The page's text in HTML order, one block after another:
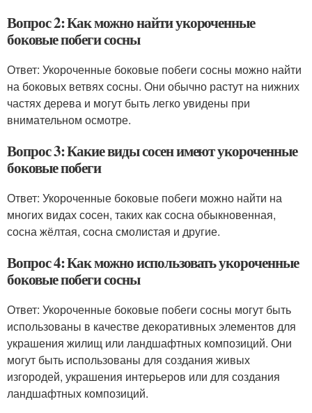
Вопрос 2: Как можно найти укороченные
боковые побеги сосны
Ответ: Укороченные боковые побеги сосны можно найти
на боковых ветвях сосны. Они обычно растут на нижних
частях дерева и могут быть легко увидены при
внимательном осмотре.
Вопрос 3: Какие виды сосен имеют укороченные
боковые побеги
Ответ: Укороченные боковые побеги можно найти на
многих видах сосен, таких как сосна обыкновенная,
сосна жёлтая, сосна смолистая и другие.
Вопрос 4: Как можно использовать укороченные
боковые побеги сосны
Ответ: Укороченные боковые побеги сосны могут быть
использованы в качестве декоративных элементов для
украшения жилищ или ландшафтных композиций. Они
могут быть использованы для создания живых
изгородей, украшения интерьеров или для создания
ландшафтных композиций.